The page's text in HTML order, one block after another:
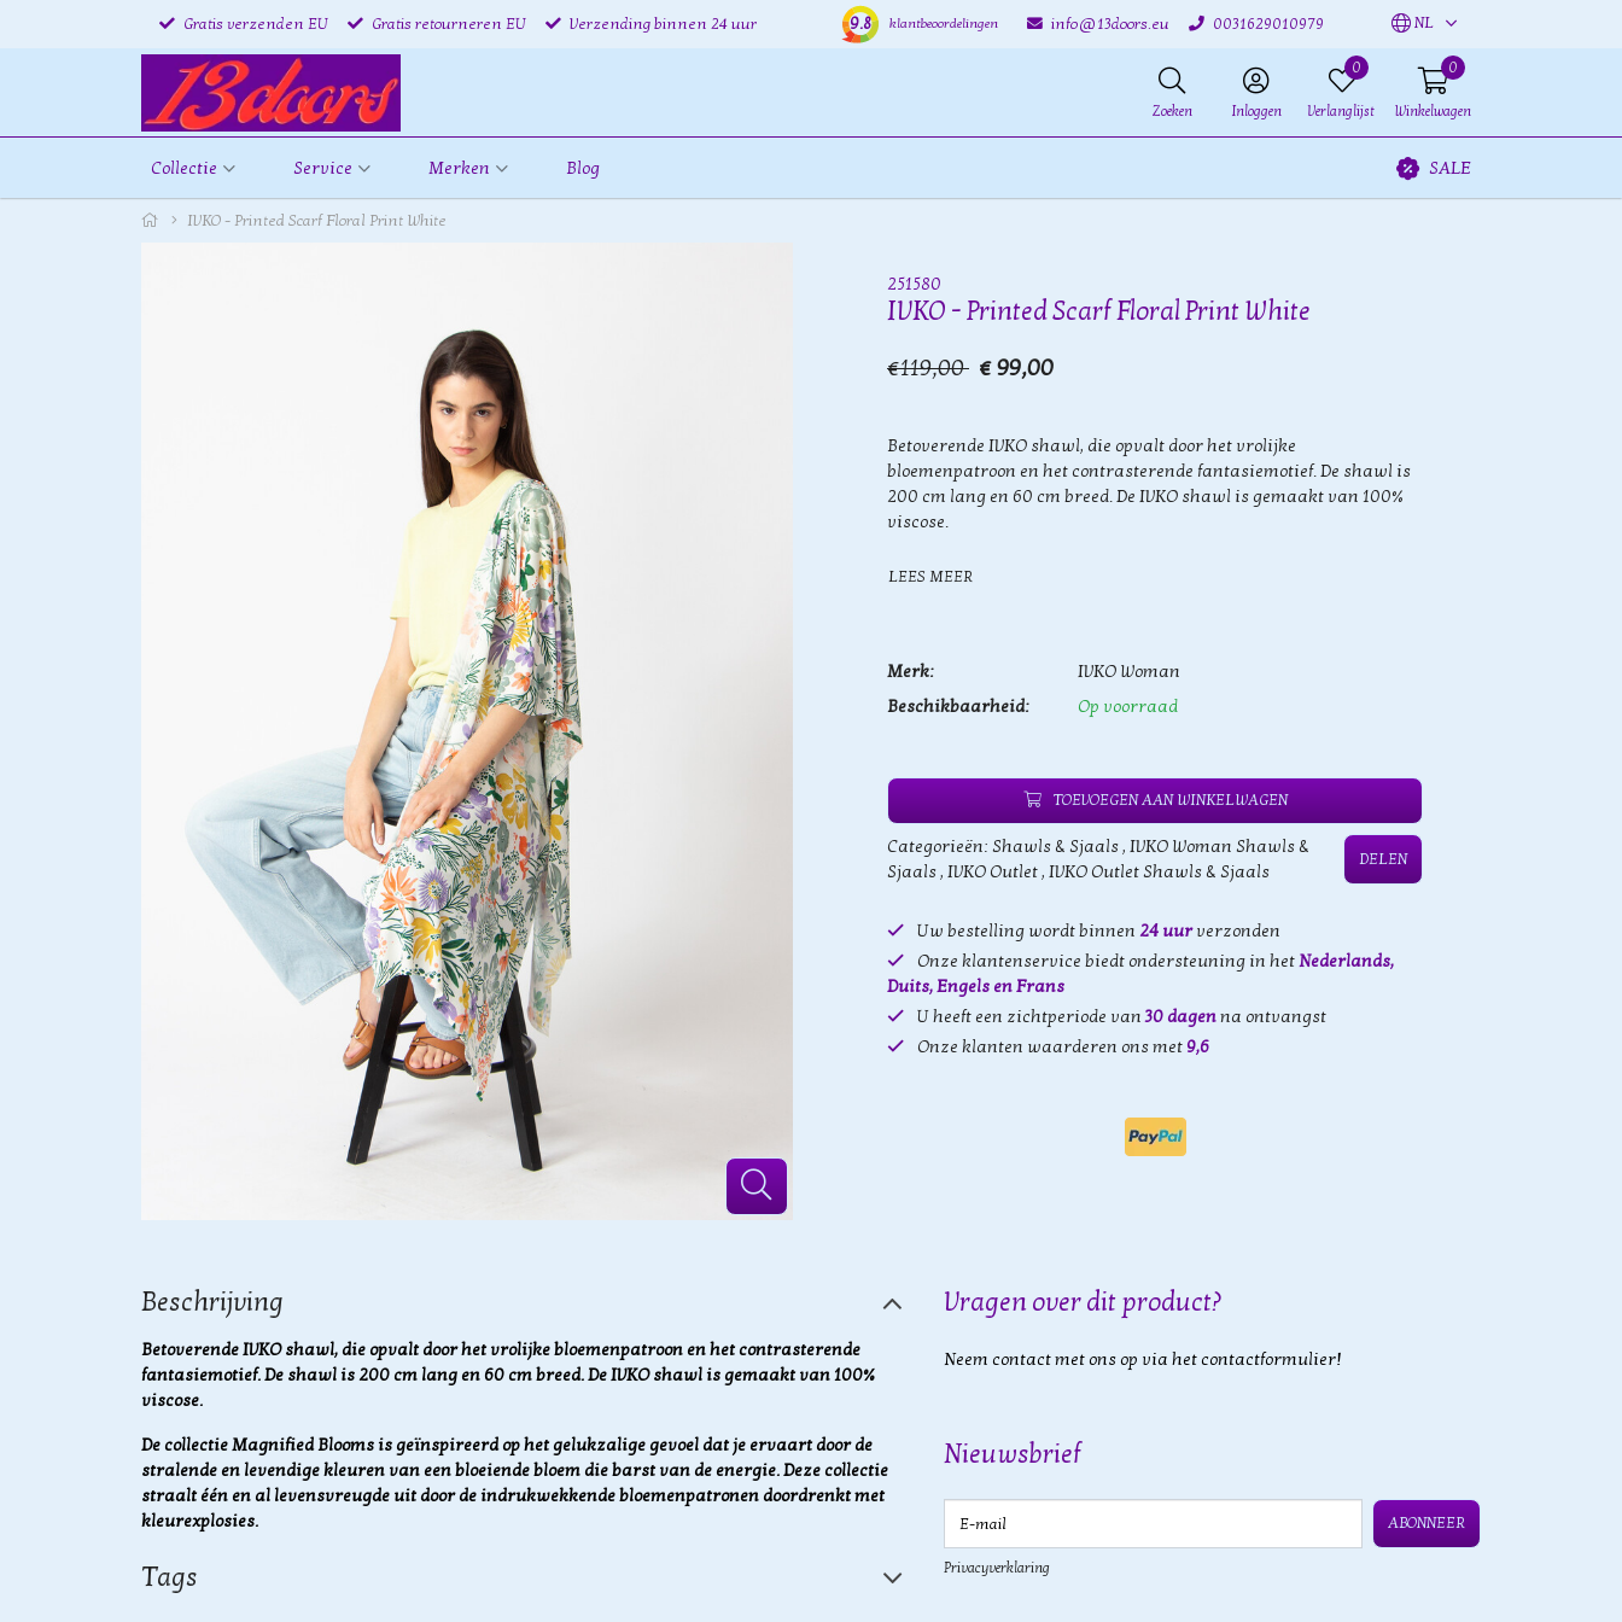
Gratis verzenden EU Gratis retourneren EU Verzending binnen 24 uur 9.8 klantbeoordelingen info@13doors.eu 0031629010979 NL
Zoeken Inloggen
0
Verlanglijst
0
Winkelwagen
Collectie Service Merken Blog SALE
IVKO - Printed Scarf Floral Print White
251580
IVKO - Printed Scarf Floral Print White
€119,00 € 99,00
Betoverende IVKO shawl, die opvalt door het vrolijke
bloemenpatroon en het contrasterende fantasiemotief. De shawl is
200 cm lang en 60 cm breed. De IVKO shawl is gemaakt van 100%
viscose.
LEES MEER
Merk:
IVKO Woman
Beschikbaarheid:
Op voorraad
TOEVOEGEN AAN WINKELWAGEN
Categorieën: Shawls & Sjaals, IVKO Woman Shawls &
Sjaals, IVKO Outlet, IVKO Outlet Shawls & Sjaals
DELEN
Uw bestelling wordt binnen 24 uurverzonden
Onze klantenservice biedt ondersteuning in hetNederlands,
Duits, Engels en Frans
U heeft een zichtperiode van30 dagenna ontvangst
Onze klanten waarderen ons met 9,6
Beschrijving
Betoverende IVKO shawl, die opvalt door het vrolijke bloemenpatroon en het contrasterende
fantasiemotief. De shawl is 200 cm lang en 60 cm breed. De IVKO shawl is gemaakt van 100%
viscose.
De collectie Magnified Blooms is geïnspireerd op het gelukzalige gevoel dat je ervaart door de
stralende en levendige kleuren van een bloeiende bloem die barst van de energie. Deze collectie
straalt één en al levensvreugde uit door de indrukwekkende bloemenpatronen doordrenkt met
kleurexplosies.
Tags
Vragen over dit product?
Neem contact met ons op via het contactformulier!
Nieuwsbrief
E-mail
ABONNEER
Privacyverklaring